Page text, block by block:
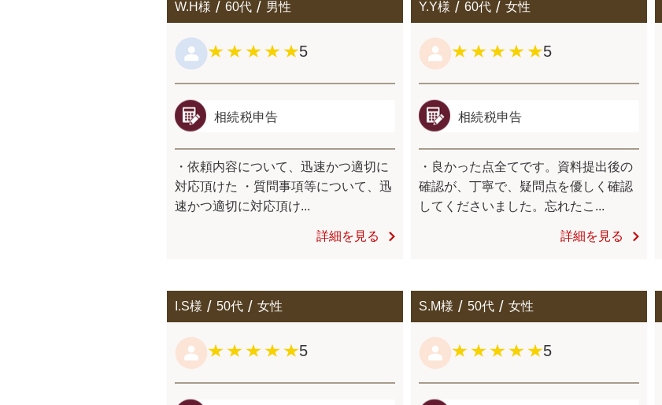
W.H様 60代 男性
5
相続税申告
・依頼内容について、迅速かつ適切に
対応頂けた ・質問事項等について、迅
速かつ適切に対応頂け...
詳細を見る
Y.Y様 60代 女性
5
相続税申告
・良かった点全てです。資料提出後の
確認が、丁寧で、疑問点を優しく確認
してくださいました。忘れたこ...
詳細を見る
I.S様 50代 女性
5
S.M様 50代 女性
5